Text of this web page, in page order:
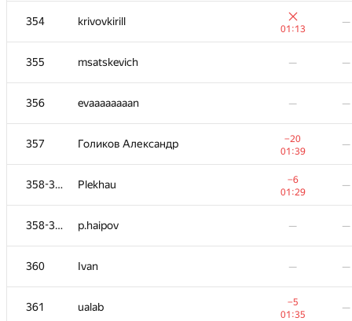
354 krivovkirill
01:13
—
355 msatskevich — —
356 evaaaaaaaan — —
357 Голиков Александр
−20
01:39
—
358-359 Plekhau
−6
01:29
—
358-359 p.haipov — —
360 Ivan — —
361 ualab
−5
01:35
—